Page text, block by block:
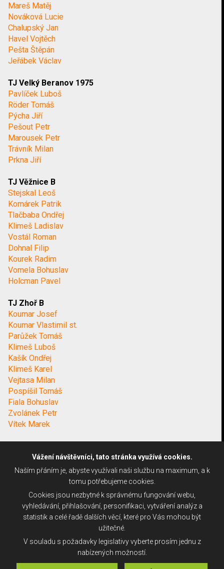
Mareš Matěj
Nováková Lucie
Chalupský Jan
Havel Vojtěch
Pešta Štěpán
Jeřábek Václav
TJ Velký Beranov 1975
Pavlíček Luboš
Röder Tomáš
Pýcha Jiří
Pešout Petr
Marousek Petr
Trávník Milan
Prkna Jiří
TJ Věžnice B
Stejskal Leoš
Komárek Patrik
Tlačbaba Ondřej
Klimeš Ladislav
Vostál Roman
Dohnal Filip
Kourek Radim
Vomela Bohuslav
Holcman Pavel
TJ Zhoř B
Koumar Josef
Koumar Vlastimil st.
Parůžek Tomáš
Klimeš Luboš
Kašík Ondřej
Klimeš Karel
Vejtasa Milan
Pospíšil Tomáš
Fiala Bohuslav
Zvolánek Petr
Vítek Marek
Vážení návštěvníci, tato stránka využívá cookies.
Naším přáním je, abyste využívali naši službu na maximum, a k
tomu potřebujeme cookies.
Cookies jsou nezbytné k správnému fungování webu,
vyhledávání, přihlašování, personifikaci, vytváření analýz a
statistik a celé řadě dalších věcí, které pro Vás mohou být
užitečné.
V souladu s požadavky legislativy vyberte prosím jednu z
nabízených možností.